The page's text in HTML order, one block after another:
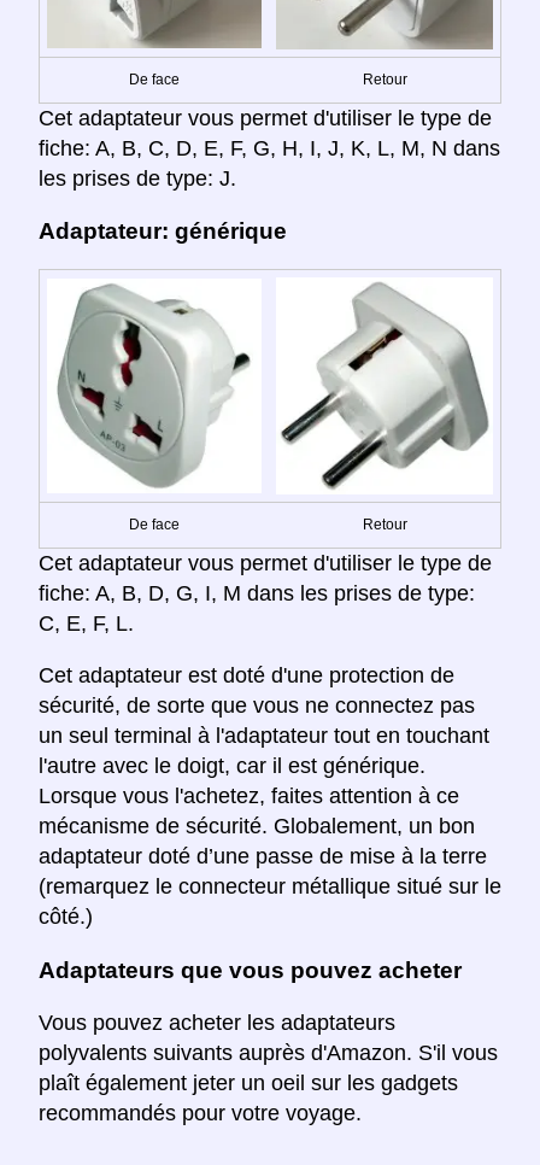
De face Retour
Cet adaptateur vous permet d'utiliser le type de
fiche: A, B, C, D, E, F, G, H, I, J, K, L, M, N dans
les prises de type: J.
Adaptateur: générique
De face Retour
Cet adaptateur vous permet d'utiliser le type de
fiche: A, B, D, G, I, M dans les prises de type:
C, E, F, L.
Cet adaptateur est doté d'une protection de
sécurité, de sorte que vous ne connectez pas
un seul terminal à l'adaptateur tout en touchant
l'autre avec le doigt, car il est générique.
Lorsque vous l'achetez, faites attention à ce
mécanisme de sécurité. Globalement, un bon
adaptateur doté d’une passe de mise à la terre
(remarquez le connecteur métallique situé sur le
côté.)
Adaptateurs que vous pouvez acheter
Vous pouvez acheter les adaptateurs
polyvalents suivants auprès d'Amazon. S'il vous
plaît également jeter un oeil sur les gadgets
recommandés pour votre voyage.